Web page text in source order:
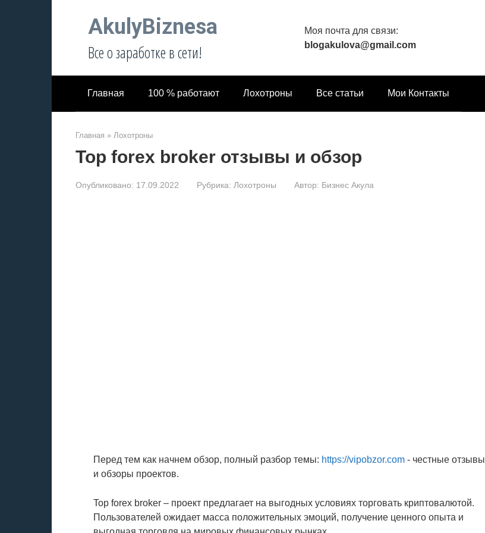
AkulyBiznesa
Все о заработке в сети!
Моя почта для связи:
blogakulova@gmail.com
Главная 100 % работают Лохотроны Все статьи Мои Контакты
Главная » Лохотроны
Top forex broker отзывы и обзор
Опубликовано: 17.09.2022 Рубрика: Лохотроны Автор: Бизнес Акула
Перед тем как начнем обзор, полный разбор темы: https://vipobzor.com - честные отзывы
и обзоры проектов.
Top forex broker – проект предлагает на выгодных условиях торговать криптовалютой.
Пользователей ожидает масса положительных эмоций, получение ценного опыта и